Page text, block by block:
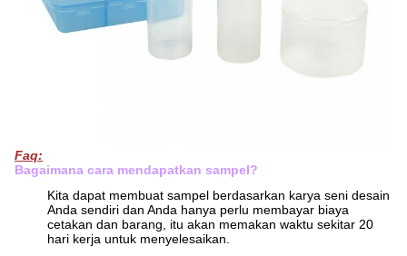
Faq:
Bagaimana cara mendapatkan sampel?
Kita dapat membuat sampel berdasarkan karya seni desain
Anda sendiri dan Anda hanya perlu membayar biaya
cetakan dan barang, itu akan memakan waktu sekitar 20
hari kerja untuk menyelesaikan.